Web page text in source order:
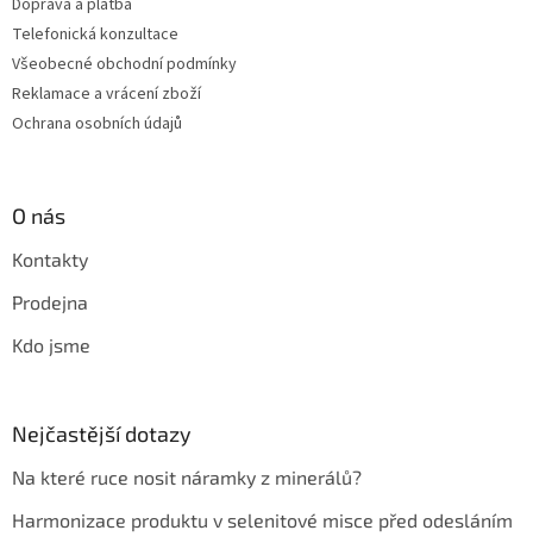
Telefonická konzultace
Všeobecné obchodní podmínky
Reklamace a vrácení zboží
Ochrana osobních údajů
O nás
Kontakty
Prodejna
Kdo jsme
Nejčastější dotazy
Na které ruce nosit náramky z minerálů?
Harmonizace produktu v selenitové misce před odesláním